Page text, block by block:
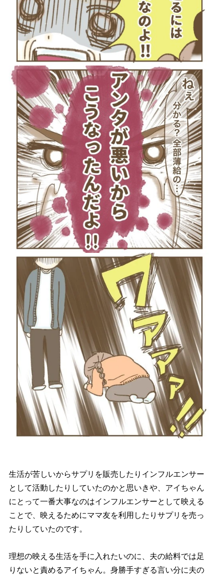
生活が苦しいからサプリを販売したりインフルエンサー
として活動したりしていたのかと思いきや、アイちゃん
にとって一番大事なのはインフルエンサーとして映える
ことで、映えるためにママ友を利用したりサプリを売っ
たりしていたのです。
理想の映える生活を手に入れたいのに、夫の給料では足
りないと責めるアイちゃん。身勝手すぎる言い分に夫の